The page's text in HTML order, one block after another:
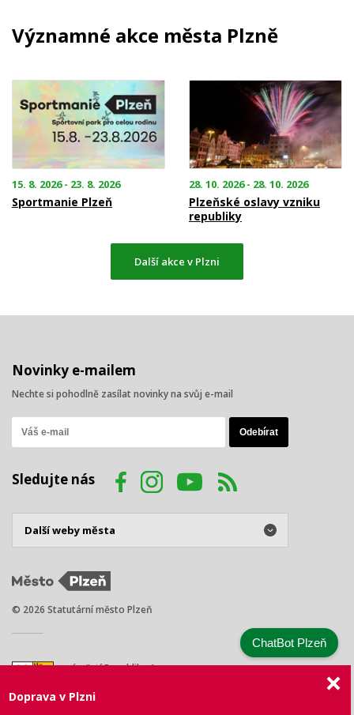
Významné akce města Plzně
15. 8. 2026 - 23. 8. 2026
Sportmanie Plzeň
28. 10. 2026 - 28. 10. 2026
Plzeňské oslavy vzniku
republiky
Další akce v Plzni
Novinky e-mailem
Nechte si pohodlně zasílat novinky na svůj e-mail
Sledujte nás
© 2026 Statutární město Plzeň
náměstí Republiky 1
Tel.: +420 378 031 111
Doprava v Plzni
ChatBot Plzeň